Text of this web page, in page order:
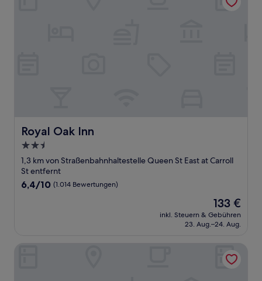
Royal Oak Inn
Royal Oak Inn
2.5-
Sterne-
Unterkunft
1,3 km von Straßenbahnhaltestelle Queen St East at Carroll
St entfernt
6.4
6,4/10 (1.014 Bewertungen)
Der
Preis
beträgt
133 €
inkl. Steuern & Gebühren
23. Aug.–24. Aug.